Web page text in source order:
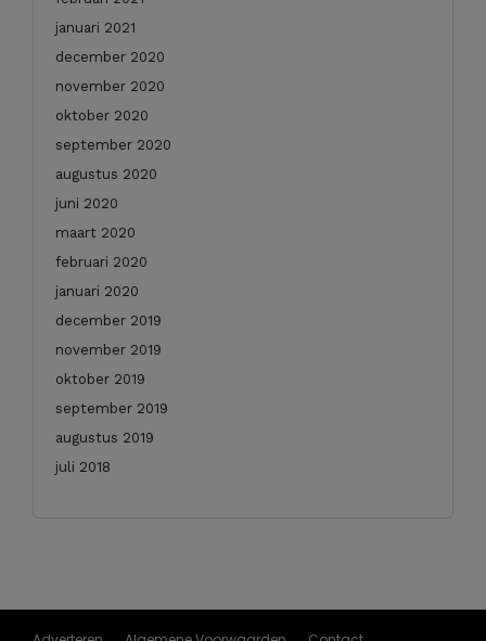
januari 2021
december 2020
november 2020
oktober 2020
september 2020
augustus 2020
juni 2020
maart 2020
februari 2020
januari 2020
december 2019
november 2019
oktober 2019
september 2019
augustus 2019
juli 2018